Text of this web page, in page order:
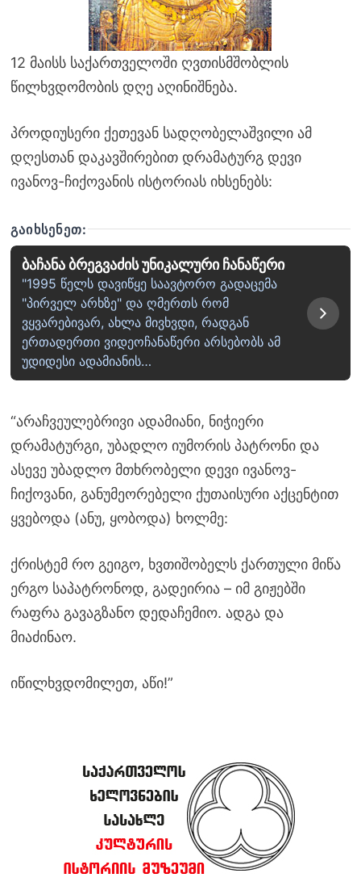
12 მაისს საქართველოში ღვთისმშობლის
წილხვდომობის დღე აღინიშნება.
პროდიუსერი ქეთევან სადღობელაშვილი ამ
დღესთან დაკავშირებით დრამატურგ დევი
ივანოვ-ჩიქოვანის ისტორიას იხსენებს:
ᲒᲐᲘᲮᲡᲔᲜᲔᲗ:
ბაჩანა ბრეგვაძის უნიკალური ჩანაწერი
"1995 წელს დავიწყე საავტორო გადაცემა
"პირველ არხზე" და ღმერთს რომ
ვყვარებივარ, ახლა მივხვდი, რადგან
ერთადერთი ვიდეოჩანაწერი არსებობს ამ
უდიდესი ადამიანის…
“არაჩვეულებრივი ადამიანი, ნიჭიერი
დრამატურგი, უბადლო იუმორის პატრონი და
ასევე უბადლო მთხრობელი დევი ივანოვ-
ჩიქოვანი, განუმეორებელი ქუთაისური აქცენტით
ყვებოდა (ანუ, ყობოდა) ხოლმე:
ქრისტემ რო გეიგო, ხვთიშობელს ქართული მიწა
ერგო საპატრონოდ, გადეირია – იმ გიჟებში
რაფრა გავაგზანო დედაჩემიო. ადგა და
მიაძინაო.
იწილხვდომილეთ, აწი!”